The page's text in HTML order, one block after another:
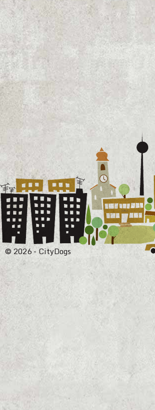
© 2026 - CityDogs